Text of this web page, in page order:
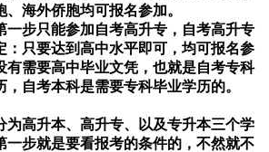
、海外侨胞均可报名参加。
一步只能参加自考高升专，自考高升专
：只要达到高中水平即可，均可报名参
有需要高中毕业文凭，也就是自考专科
，自考本科是需要专科毕业学历的。
为高升本、高升专、以及专升本三个学
一步就是要看报考的条件的，不然就不